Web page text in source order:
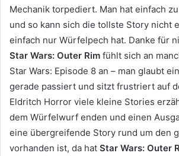
Mechanik torpediert. Man hat einfach
und so kann sich die tollste Story nicht
einfach nur Würfelpech hat. Danke für
Star Wars: Outer Rim fühlt sich an
Star Wars: Episode 8 an – man glaubt
gerade passiert und sitzt frustriert auf
Eldritch Horror viele kleine Stories
dem Würfelwurf enden und einen
eine übergreifende Story rund um den
vorhanden ist, da hat Star Wars: Outer